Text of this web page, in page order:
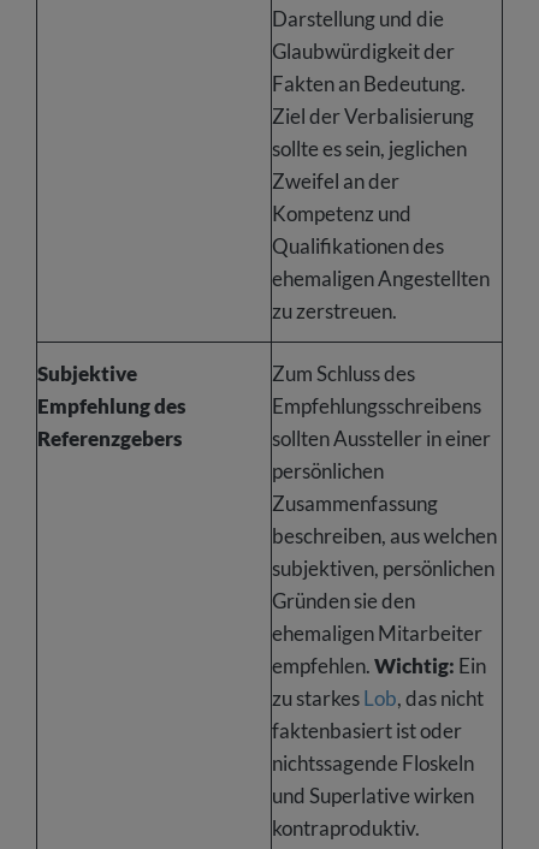
Darstellung und die
Glaubwürdigkeit der
Fakten an Bedeutung.
Ziel der Verbalisierung
sollte es sein, jeglichen
Zweifel an der
Kompetenz und
Qualifikationen des
ehemaligen Angestellten
zu zerstreuen.
Subjektive
Empfehlung des
Referenzgebers
Zum Schluss des
Empfehlungsschreibens
sollten Aussteller in einer
persönlichen
Zusammenfassung
beschreiben, aus welchen
subjektiven, persönlichen
Gründen sie den
ehemaligen Mitarbeiter
empfehlen.Wichtig: Ein
zu starkesLob, das nicht
faktenbasiert ist oder
nichtssagende Floskeln
und Superlative wirken
kontraproduktiv.